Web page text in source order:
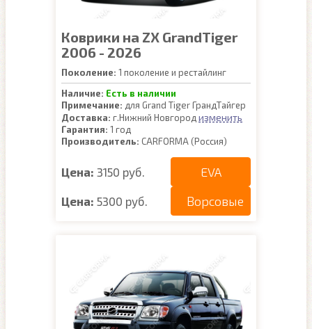
Коврики на ZX GrandTiger
2006 - 2026
Поколение: 1 поколение и рестайлинг
Наличие: Есть в наличии
Примечание: для Grand Tiger ГрандТайгер
Доставка: г.Нижний Новгород изменить
Гарантия: 1 год
Производитель: CARFORMA (Россия)
Цена: 3150 руб. EVA
Цена: 5300 руб. Ворсовые